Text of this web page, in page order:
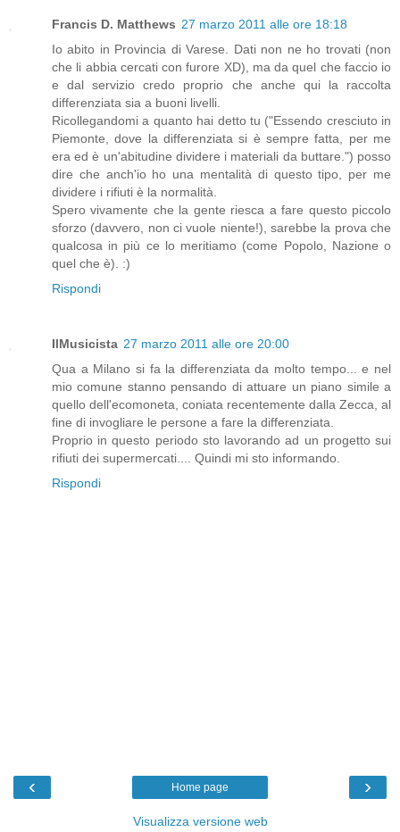
Francis D. Matthews 27 marzo 2011 alle ore 18:18
Io abito in Provincia di Varese. Dati non ne ho trovati (non
che li abbia cercati con furore XD), ma da quel che faccio io
e dal servizio credo proprio che anche qui la raccolta
differenziata sia a buoni livelli.
Ricollegandomi a quanto hai detto tu ("Essendo cresciuto in
Piemonte, dove la differenziata si è sempre fatta, per me
era ed è un'abitudine dividere i materiali da buttare.") posso
dire che anch'io ho una mentalità di questo tipo, per me
dividere i rifiuti è la normalità.
Spero vivamente che la gente riesca a fare questo piccolo
sforzo (davvero, non ci vuole niente!), sarebbe la prova che
qualcosa in più ce lo meritiamo (come Popolo, Nazione o
quel che è). :)
Rispondi
IlMusicista 27 marzo 2011 alle ore 20:00
Qua a Milano si fa la differenziata da molto tempo... e nel
mio comune stanno pensando di attuare un piano simile a
quello dell'ecomoneta, coniata recentemente dalla Zecca, al
fine di invogliare le persone a fare la differenziata.
Proprio in questo periodo sto lavorando ad un progetto sui
rifiuti dei supermercati.... Quindi mi sto informando.
Rispondi
‹ ›
Home page
Visualizza versione web